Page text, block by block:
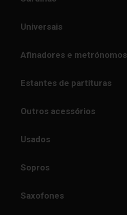
Universais
Afinadores e metrónomos
Estantes de partituras
Outros acessórios
Usados
Sopros
Saxofones